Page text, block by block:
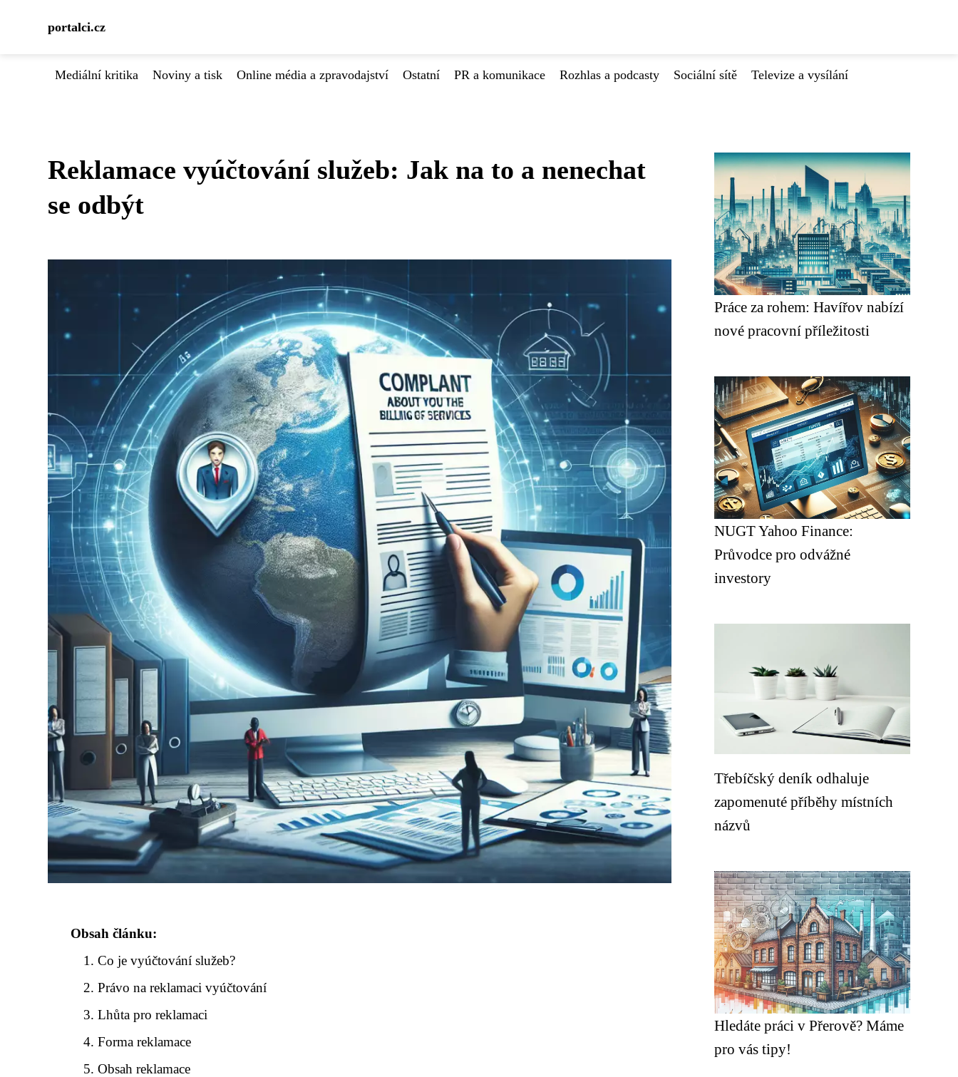
portalci.cz
Mediální kritika Noviny a tisk Online média a zpravodajství Ostatní PR a komunikace Rozhlas a podcasty Sociální sítě Televize a vysílání
Reklamace vyúčtování služeb: Jak na to a nenechat
se odbýt
Obsah článku:
Co je vyúčtování služeb?
Právo na reklamaci vyúčtování
Lhůta pro reklamaci
Forma reklamace
Obsah reklamace
Práce za rohem: Havířov nabízí
nové pracovní příležitosti
NUGT Yahoo Finance:
Průvodce pro odvážné
investory
Třebíčský deník odhaluje
zapomenuté příběhy místních
názvů
Hledáte práci v Přerově? Máme
pro vás tipy!